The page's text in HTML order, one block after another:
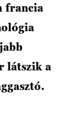
francia
látszik a